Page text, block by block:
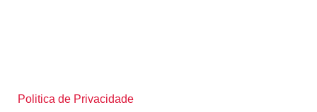
Politica de Privacidade